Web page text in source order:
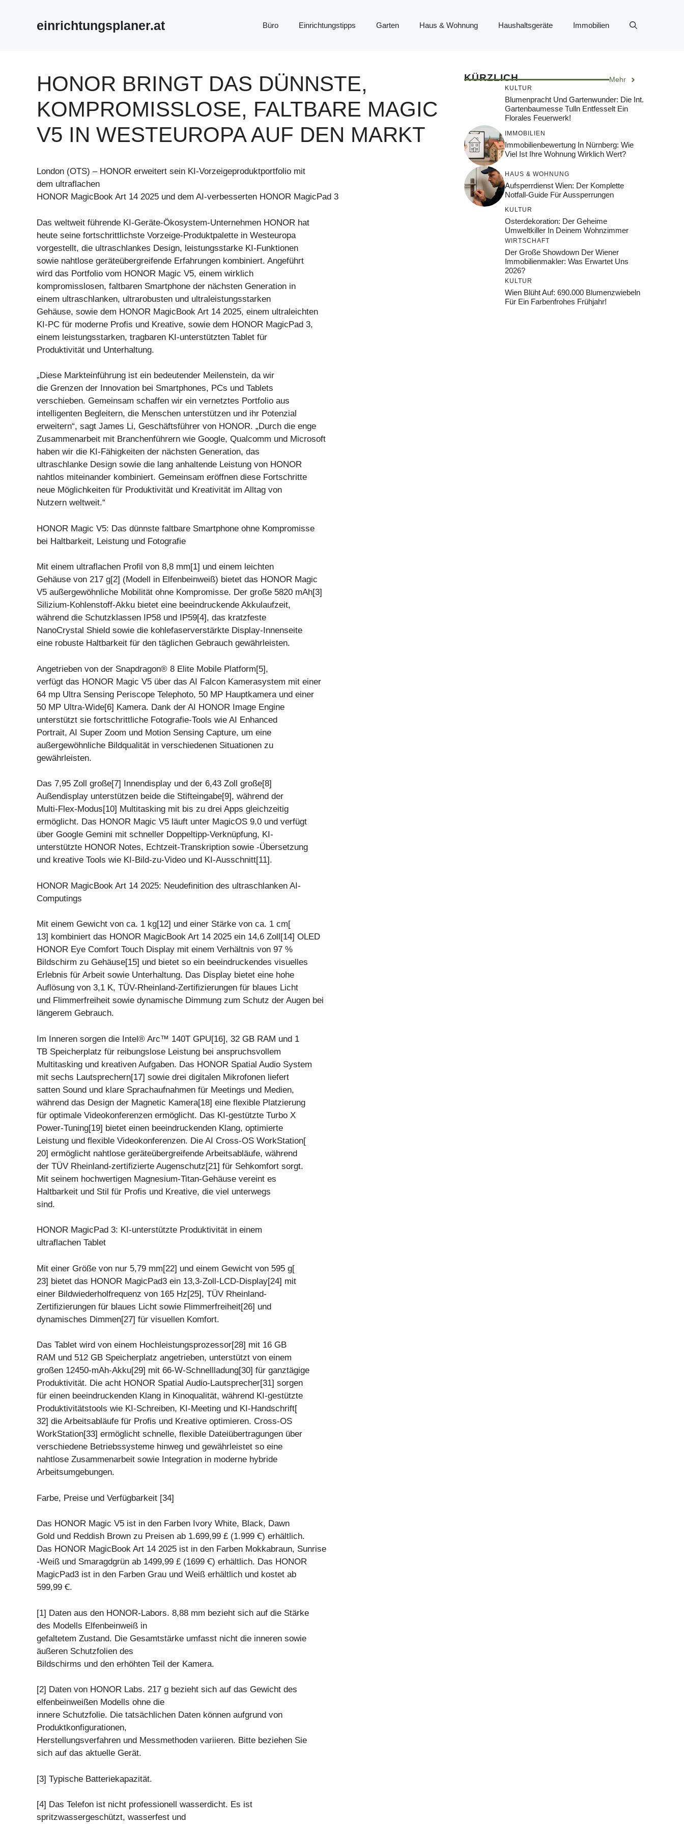
einrichtungsplaner.at Büro Einrichtungstipps Garten Haus & Wohnung Haushaltsgeräte Immobilien
HONOR BRINGT DAS DÜNNSTE,
KOMPROMISSLOSE, FALTBARE MAGIC
V5 IN WESTEUROPA AUF DEN MARKT
London (OTS) – HONOR erweitert sein KI-Vorzeigeproduktportfolio mit
dem ultraflachen
HONOR MagicBook Art 14 2025 und dem AI-verbesserten HONOR MagicPad 3
Das weltweit führende KI-Geräte-Ökosystem-Unternehmen HONOR hat
heute seine fortschrittlichste Vorzeige-Produktpalette in Westeuropa
vorgestellt, die ultraschlankes Design, leistungsstarke KI-Funktionen
sowie nahtlose geräteübergreifende Erfahrungen kombiniert. Angeführt
wird das Portfolio vom HONOR Magic V5, einem wirklich
kompromisslosen, faltbaren Smartphone der nächsten Generation in
einem ultraschlanken, ultrarobusten und ultraleistungsstarken
Gehäuse, sowie dem HONOR MagicBook Art 14 2025, einem ultraleichten
KI-PC für moderne Profis und Kreative, sowie dem HONOR MagicPad 3,
einem leistungsstarken, tragbaren KI-unterstützten Tablet für
Produktivität und Unterhaltung.
„Diese Markteinführung ist ein bedeutender Meilenstein, da wir
die Grenzen der Innovation bei Smartphones, PCs und Tablets
verschieben. Gemeinsam schaffen wir ein vernetztes Portfolio aus
intelligenten Begleitern, die Menschen unterstützen und ihr Potenzial
erweitern“, sagt James Li, Geschäftsführer von HONOR. „Durch die enge
Zusammenarbeit mit Branchenführern wie Google, Qualcomm und Microsoft
haben wir die KI-Fähigkeiten der nächsten Generation, das
ultraschlanke Design sowie die lang anhaltende Leistung von HONOR
nahtlos miteinander kombiniert. Gemeinsam eröffnen diese Fortschritte
neue Möglichkeiten für Produktivität und Kreativität im Alltag von
Nutzern weltweit.“
HONOR Magic V5: Das dünnste faltbare Smartphone ohne Kompromisse
bei Haltbarkeit, Leistung und Fotografie
Mit einem ultraflachen Profil von 8,8 mm[1] und einem leichten
Gehäuse von 217 g[2] (Modell in Elfenbeinweiß) bietet das HONOR Magic
V5 außergewöhnliche Mobilität ohne Kompromisse. Der große 5820 mAh[3]
Silizium-Kohlenstoff-Akku bietet eine beeindruckende Akkulaufzeit,
während die Schutzklassen IP58 und IP59[4], das kratzfeste
NanoCrystal Shield sowie die kohlefaserverstärkte Display-Innenseite
eine robuste Haltbarkeit für den täglichen Gebrauch gewährleisten.
Angetrieben von der Snapdragon® 8 Elite Mobile Platform[5],
verfügt das HONOR Magic V5 über das AI Falcon Kamerasystem mit einer
64 mp Ultra Sensing Periscope Telephoto, 50 MP Hauptkamera und einer
50 MP Ultra-Wide[6] Kamera. Dank der AI HONOR Image Engine
unterstützt sie fortschrittliche Fotografie-Tools wie AI Enhanced
Portrait, AI Super Zoom und Motion Sensing Capture, um eine
außergewöhnliche Bildqualität in verschiedenen Situationen zu
gewährleisten.
Das 7,95 Zoll große[7] Innendisplay und der 6,43 Zoll große[8]
Außendisplay unterstützen beide die Stifteingabe[9], während der
Multi-Flex-Modus[10] Multitasking mit bis zu drei Apps gleichzeitig
ermöglicht. Das HONOR Magic V5 läuft unter MagicOS 9.0 und verfügt
über Google Gemini mit schneller Doppeltipp-Verknüpfung, KI-
unterstützte HONOR Notes, Echtzeit-Transkription sowie -Übersetzung
und kreative Tools wie KI-Bild-zu-Video und KI-Ausschnitt[11].
HONOR MagicBook Art 14 2025: Neudefinition des ultraschlanken AI-
Computings
Mit einem Gewicht von ca. 1 kg[12] und einer Stärke von ca. 1 cm[
13] kombiniert das HONOR MagicBook Art 14 2025 ein 14,6 Zoll[14] OLED
HONOR Eye Comfort Touch Display mit einem Verhältnis von 97 %
Bildschirm zu Gehäuse[15] und bietet so ein beeindruckendes visuelles
Erlebnis für Arbeit sowie Unterhaltung. Das Display bietet eine hohe
Auflösung von 3,1 K, TÜV-Rheinland-Zertifizierungen für blaues Licht
und Flimmerfreiheit sowie dynamische Dimmung zum Schutz der Augen bei
längerem Gebrauch.
Im Inneren sorgen die Intel® Arc™ 140T GPU[16], 32 GB RAM und 1
TB Speicherplatz für reibungslose Leistung bei anspruchsvollem
Multitasking und kreativen Aufgaben. Das HONOR Spatial Audio System
mit sechs Lautsprechern[17] sowie drei digitalen Mikrofonen liefert
satten Sound und klare Sprachaufnahmen für Meetings und Medien,
während das Design der Magnetic Kamera[18] eine flexible Platzierung
für optimale Videokonferenzen ermöglicht. Das KI-gestützte Turbo X
Power-Tuning[19] bietet einen beeindruckenden Klang, optimierte
Leistung und flexible Videokonferenzen. Die AI Cross-OS WorkStation[
20] ermöglicht nahtlose geräteübergreifende Arbeitsabläufe, während
der TÜV Rheinland-zertifizierte Augenschutz[21] für Sehkomfort sorgt.
Mit seinem hochwertigen Magnesium-Titan-Gehäuse vereint es
Haltbarkeit und Stil für Profis und Kreative, die viel unterwegs
sind.
HONOR MagicPad 3: KI-unterstützte Produktivität in einem
ultraflachen Tablet
Mit einer Größe von nur 5,79 mm[22] und einem Gewicht von 595 g[
23] bietet das HONOR MagicPad3 ein 13,3-Zoll-LCD-Display[24] mit
einer Bildwiederholfrequenz von 165 Hz[25], TÜV Rheinland-
Zertifizierungen für blaues Licht sowie Flimmerfreiheit[26] und
dynamisches Dimmen[27] für visuellen Komfort.
Das Tablet wird von einem Hochleistungsprozessor[28] mit 16 GB
RAM und 512 GB Speicherplatz angetrieben, unterstützt von einem
großen 12450-mAh-Akku[29] mit 66-W-Schnellladung[30] für ganztägige
Produktivität. Die acht HONOR Spatial Audio-Lautsprecher[31] sorgen
für einen beeindruckenden Klang in Kinoqualität, während KI-gestützte
Produktivitätstools wie KI-Schreiben, KI-Meeting und KI-Handschrift[
32] die Arbeitsabläufe für Profis und Kreative optimieren. Cross-OS
WorkStation[33] ermöglicht schnelle, flexible Dateiübertragungen über
verschiedene Betriebssysteme hinweg und gewährleistet so eine
nahtlose Zusammenarbeit sowie Integration in moderne hybride
Arbeitsumgebungen.
Farbe, Preise und Verfügbarkeit [34]
Das HONOR Magic V5 ist in den Farben Ivory White, Black, Dawn
Gold und Reddish Brown zu Preisen ab 1.699,99 £ (1.999 Ꞓ) erhältlich.
Das HONOR MagicBook Art 14 2025 ist in den Farben Mokkabraun, Sunrise
-Weiß und Smaragdgrün ab 1499,99 £ (1699 Ꞓ) erhältlich. Das HONOR
MagicPad3 ist in den Farben Grau und Weiß erhältlich und kostet ab
599,99 Ꞓ.
[1] Daten aus den HONOR-Labors. 8,88 mm bezieht sich auf die Stärke
des Modells Elfenbeinweiß in
gefaltetem Zustand. Die Gesamtstärke umfasst nicht die inneren sowie
äußeren Schutzfolien des
Bildschirms und den erhöhten Teil der Kamera.
[2] Daten von HONOR Labs. 217 g bezieht sich auf das Gewicht des
elfenbeinweißen Modells ohne die
innere Schutzfolie. Die tatsächlichen Daten können aufgrund von
Produktkonfigurationen,
Herstellungsverfahren und Messmethoden variieren. Bitte beziehen Sie
sich auf das aktuelle Gerät.
[3] Typische Batteriekapazität.
[4] Das Telefon ist nicht professionell wasserdicht. Es ist
spritzwassergeschützt, wasserfest und
KÜRZLICH Mehr
KULTUR
Blumenpracht Und Gartenwunder: Die Int.
Gartenbaumesse Tulln Entfesselt Ein
Florales Feuerwerk!
IMMOBILIEN
Immobilienbewertung In Nürnberg: Wie
Viel Ist Ihre Wohnung Wirklich Wert?
HAUS & WOHNUNG
Aufsperrdienst Wien: Der Komplette
Notfall-Guide Für Aussperrungen
KULTUR
Osterdekoration: Der Geheime
Umweltkiller In Deinem Wohnzimmer
WIRTSCHAFT
Der Große Showdown Der Wiener
Immobilienmakler: Was Erwartet Uns
2026?
KULTUR
Wien Blüht Auf: 690.000 Blumenzwiebeln
Für Ein Farbenfrohes Frühjahr!